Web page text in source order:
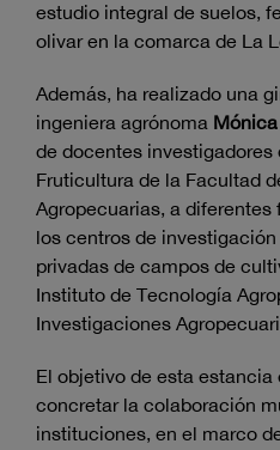
estudio integral de suelos,
olivar en la comarca de La
Además, ha realizado una
ingeniera agrónoma
de docentes investigadores
Fruticultura de la Facultad
Agropecuarias, a
los centros de
privadas de campos de
Instituto de Tecnología
Investigaciones
El objetivo de esta
concretar la colaboración
instituciones, en el marco